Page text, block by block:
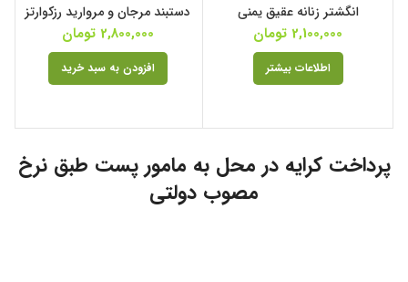
انگشتر زنانه عقیق یمنی
2,100,000 تومان
اطلاعات بیشتر
دستبند مرجان و مروارید رزکوارتز
2,800,000 تومان
افزودن به سبد خرید
پرداخت کرایه در محل به مامور پست طبق نرخ
مصوب دولتی